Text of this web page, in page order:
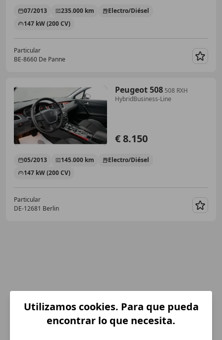
07/2013 235.000 km
Electro/Diésel
147 kW (200 CV)
Particular
BE-8660 De Panne
Peugeot 508 508 RXH
HybridBusiness-Line
€ 8.150
05/2013 145.000 km
Electro/Diésel
147 kW (200 CV)
Particular
DE-12681 Berlin
Utilizamos cookies. Para que pueda
encontrar lo que necesita.